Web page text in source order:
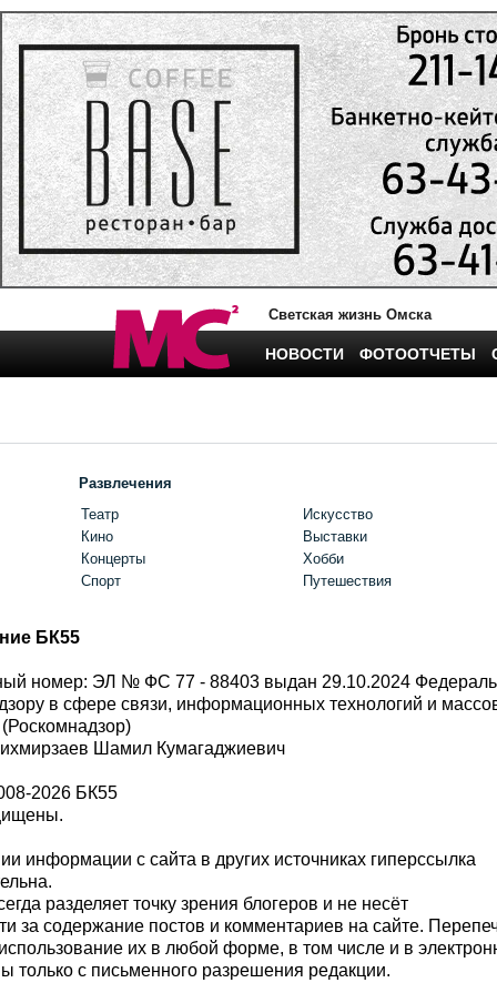
Светская жизнь Омска
НОВОСТИ ФОТООТЧЕТЫ
Развлечения
Театр
Кино
Концерты
Спорт
Искусство
Выставки
Хобби
Путешествия
БК55
номер: ЭЛ № ФС 77 - 88403 выдан 29.10.2024
в сфере связи, информационных технологий и
Шамил Кумагаджиевич
2026 БК55
информации с сайта в других источниках гиперссылка
разделяет точку зрения блогеров и не несёт
за содержание постов и комментариев на сайте.
их в любой форме, в том числе и в
с письменного разрешения редакции.